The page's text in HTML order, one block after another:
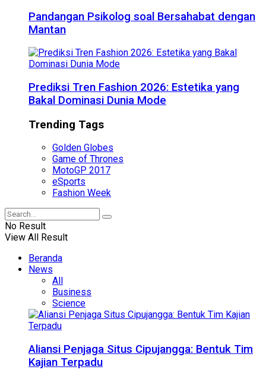
Pandangan Psikolog soal Bersahabat dengan
Mantan
Prediksi Tren Fashion 2026: Estetika yang
Bakal Dominasi Dunia Mode
Trending Tags
Golden Globes
Game of Thrones
MotoGP 2017
eSports
Fashion Week
No Result
View All Result
Beranda
News
All
Business
Science
Aliansi Penjaga Situs Cipujangga: Bentuk Tim
Kajian Terpadu